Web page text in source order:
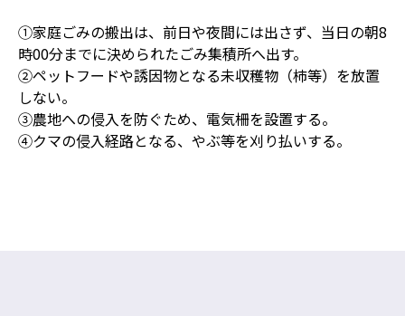
①家庭ごみの搬出は、前日や夜間には出さず、当日の朝8
時00分までに決められたごみ集積所へ出す。
②ペットフードや誘因物となる未収穫物（柿等）を放置
しない。
③農地への侵入を防ぐため、電気柵を設置する。
④クマの侵入経路となる、やぶ等を刈り払いする。